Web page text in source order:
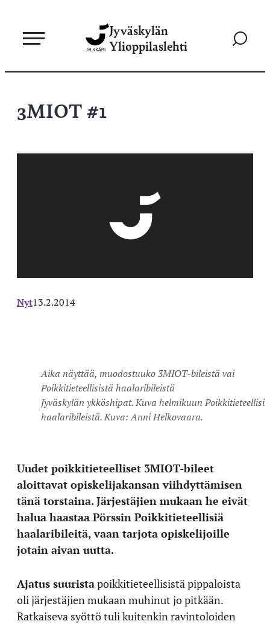
sisältöön
Jyväskylän
Ylioppilaslehti
Siirry
3MIOT #1
Nyt13.2.2014
Aika näyttää, muodostuuko 3MIOT-bileistä vai
Poikkitieteellisistä haalaribileistä
Jyväskylän ykköshipat. Kuva helmikuun
haalaribileistä. Kuva: Anni Helkovaara.
Uudet poikkitieteelliset 3MIOT-bileet
aloittavat opiskelijakansan viihdyttämisen
tänä torstaina. Järjestäjien mukaan he eivät
halua haastaa Pörssin Poikkitieteellisiä
haalaribileitä, vaan tarjota opiskelijoille
jotain aivan uutta.
Ajatus suuristapoikkitieteellisistä pippaloista
oli järjestäjien mukaan muhinut jo pitkään.
Ratkaiseva syöttö tuli kuitenkin ravintoloiden